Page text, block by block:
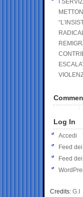
I
Log In
Accedi
Feed
Feed
Credits: G.I